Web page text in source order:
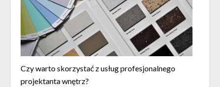
Czy warto skorzystać z usług profesjonalnego
projektanta wnętrz?